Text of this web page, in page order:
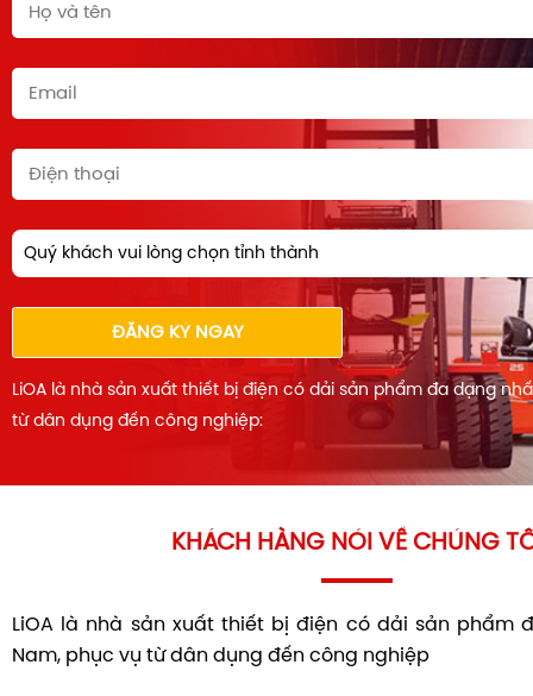
Quý khách vui lòng chọn tỉnh thành
ĐĂNG KÝ NGAY
LiOA là nhà sản xuất thiết bị điện có dải sản phẩm đa dạng
từ dân dụng đến công nghiệp:
KHÁCH HÀNG NÓI VỀ CHÚNG
LiOA là nhà sản xuất thiết bị điện có dải sản phẩm
Nam, phục vụ từ dân dụng đến công nghiệp